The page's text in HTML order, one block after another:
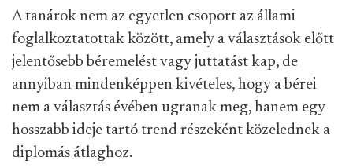
A tanárok nem az egyetlen csoport az állami
foglalkoztatottak között, amely a választások előtt
jelentősebb béremelést vagy juttatást kap, de
annyiban mindenképpen kivételes, hogy a bérei
nem a választás évében ugranak meg, hanem egy
hosszabb ideje tartó trend részeként közelednek a
diplomás átlaghoz.